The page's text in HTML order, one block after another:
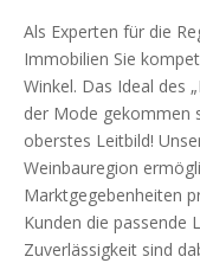
Als Experten für die
Immobilien Sie
Winkel. Das Ideal des
der Mode gekommen
oberstes Leitbild!
Weinbauregion
Marktgegebenheiten
Kunden die passende
Zuverlässigkeit sind